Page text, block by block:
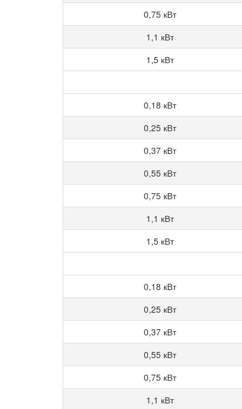
0,75 кВт
1,1 кВт
1,5 кВт
0,18 кВт
0,25 кВт
0,37 кВт
0,55 кВт
0,75 кВт
1,1 кВт
1,5 кВт
0,18 кВт
0,25 кВт
0,37 кВт
0,55 кВт
0,75 кВт
1,1 кВт